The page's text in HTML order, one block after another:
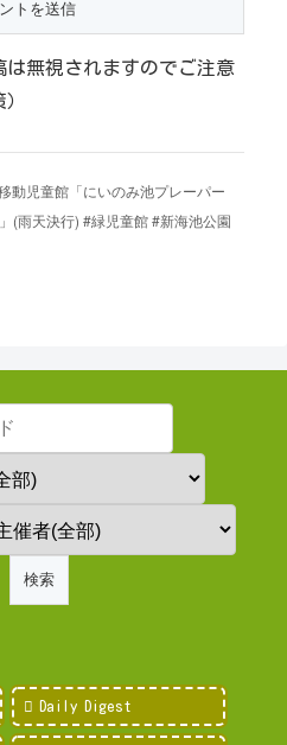
は無視されますのでご注意
動児童館「にいのみ池プレーパー
(雨天決行) #緑児童館 #新海池公園
Daily Digest